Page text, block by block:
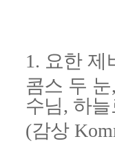
1. 요한 제
콤스 두 눈
수님, 하
(감상